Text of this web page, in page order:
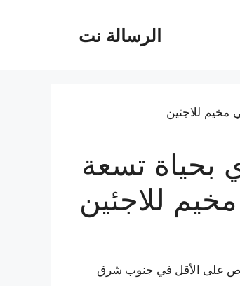
الرسالة نت
بحياة تسعة
للاجئين
على الأقل في جنوب شرق